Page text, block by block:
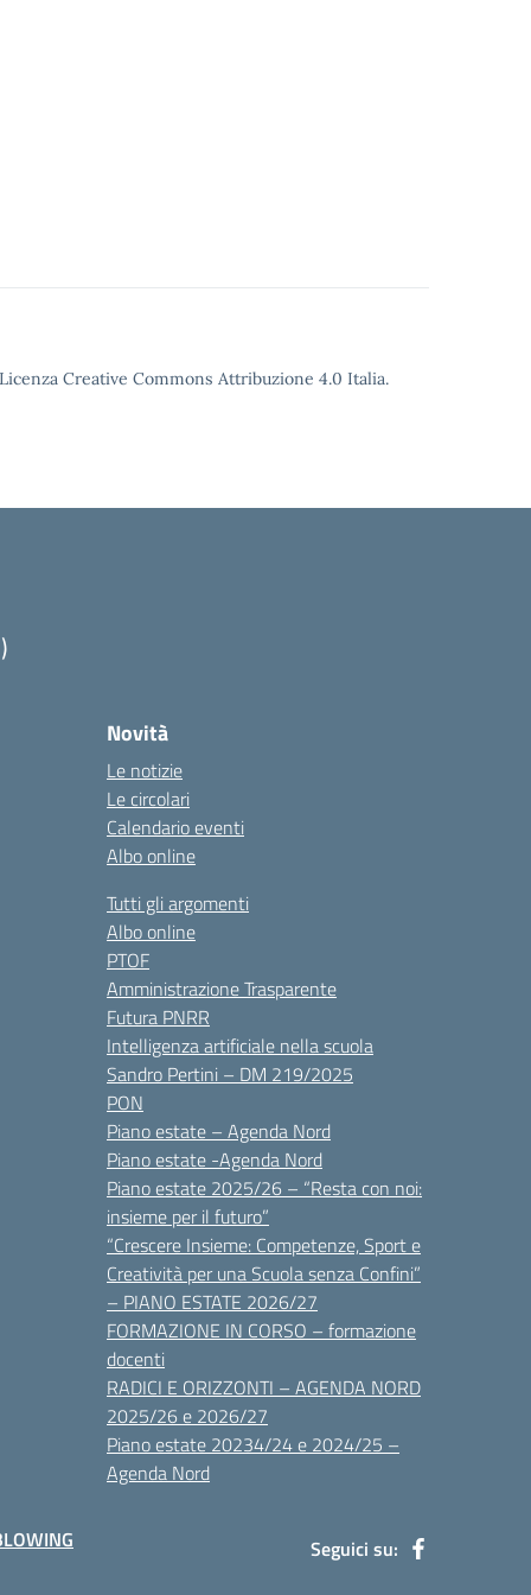
Creative Commons Attribuzione 4.0 Italia.
Novità
Le notizie
Le circolari
Calendario eventi
Albo online
Tutti gli argomenti
Albo online
PTOF
Amministrazione Trasparente
Futura PNRR
Intelligenza artificiale nella scuola
Sandro Pertini – DM 219/2025
PON
Piano estate – Agenda Nord
Piano estate -Agenda Nord
Piano estate 2025/26 – “Resta con noi:
insieme per il futuro”
“Crescere Insieme: Competenze, Sport e
Creatività per una Scuola senza Confini”
– PIANO ESTATE 2026/27
FORMAZIONE IN CORSO – formazione
docenti
RADICI E ORIZZONTI – AGENDA NORD
2025/26 e 2026/27
Piano estate 20234/24 e 2024/25 –
Agenda Nord
Seguici su: